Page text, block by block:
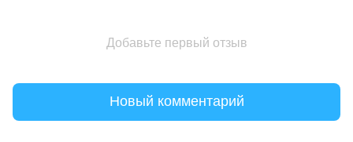
Добавьте первый отзыв
Новый комментарий